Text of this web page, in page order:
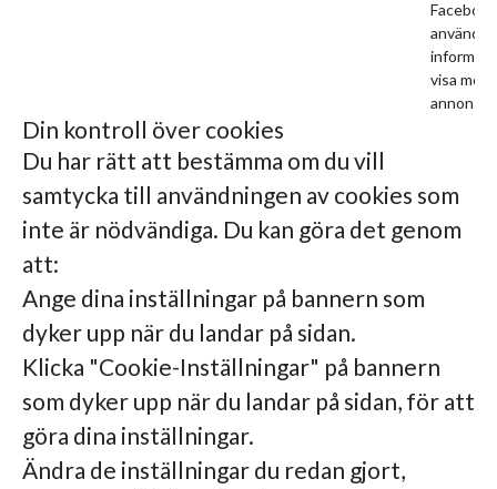
använder
visa mer
Din kontroll över cookies
Du har rätt att bestämma om du vill
samtycka till användningen av cookies som
inte är nödvändiga. Du kan göra det genom
att:
Ange dina inställningar på bannern som
dyker upp när du landar på sidan.
Klicka "Cookie-Inställningar" på bannern
som dyker upp när du landar på sidan, för att
göra dina inställningar.
Ändra de inställningar du redan gjort,